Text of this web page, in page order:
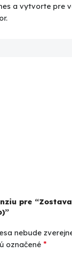
a vytvorte pre
pre
nebude
označené *